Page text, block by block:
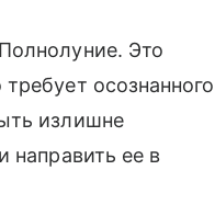
Это
осознанного
излишне
направить ее в